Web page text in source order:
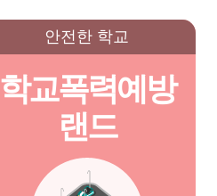
안전한 학교
학교폭력예방
랜드